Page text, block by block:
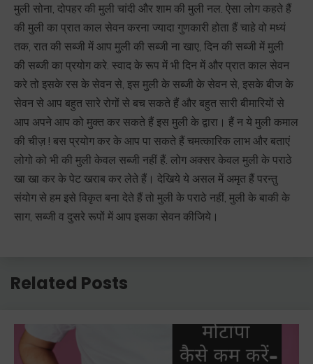
मुली सोना, दोपहर की मुली चांदी और शाम की मुली नल. ऐसा लोग कहते हैं
की मुली का प्रात काल सेवन करना ज्यादा गुणकारी होता हैं चाहे वो मध्यं
तक, रात की सब्जी में आप मुली की सब्जी ना खाए, दिन की सब्जी में मुली
की सब्जी का प्रयोग करे. स्वाद के रूप में भी दिन में और प्रात काल सेवन
करे तो इसके रस के सेवन से, इस मुली के सब्जी के सेवन से, इसके बीज के
सेवन से आप बहुत सारे रोगों से बच सकते हैं और बहुत सारी बीमारियों से
आप अपने आप को मुक्त कर सकते हैं इस मुली के द्वारा। हैं न ये मुली कमाल
की चीज़ ! बस प्रयोग कर के आप पा सकते हैं चमत्कारिक लाभ और बताएं
लोगो को भी की मुली केवल सब्जी नहीं हैं. लोग अक्सर केवल मुली के पराठे
खा खा कर के पेट खराब कर लेते हैं। देखिये ये असल में अमृत हैं परन्तु
संयोग से हम इसे विकृत बना देते हैं तो मुली के पराठे नहीं, मुली के बाकी के
साग, सब्जी व दुसरे रूपों में आप इसका सेवन कीजिये।
Related Posts